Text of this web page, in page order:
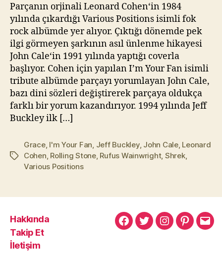
a
z
#34)
Parçanın orjinali Leonard Cohen‘in 1984
yılında çıkardığı Various Positions isimli fok
rock albümde yer alıyor. Çıktığı dönemde pek
ilgi görmeyen şarkının asıl ünlenme hikayesi
John Cale‘in 1991 yılında yaptığı coverla
başlıyor. Cohen için yapılan I’m Your Fan isimli
tribute albümde parçayı yorumlayan John Cale,
bazı dini sözleri değiştirerek parçaya oldukça
farklı bir yorum kazandırıyor. 1994 yılında Jeff
Buckley ilk […]
Etiketler
Grace, I'm Your Fan Jeff Buckley, John Cale, Leonard
Cohen Rolling Stone, Rufus Wainwright, Shrek,
Various Positions
Hakkında
Takip Et
İletişim
MuratMuratMuratPinterest